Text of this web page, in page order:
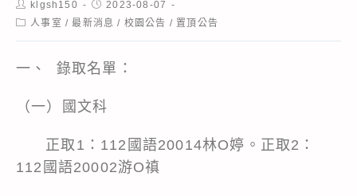
Post
author:
klgsh150
Post
published:
2023-08-07
Post人事室 / 最新消息 / 校園公告 / 置頂公告
一、 錄取名單：
（一）國文科
正取1：112國語20014林O婷。正取2：
112國語20002游O禛